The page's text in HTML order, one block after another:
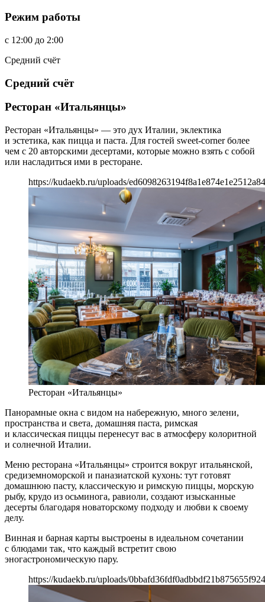
Режим работы
c 12:00 до 2:00
Средний счёт
Средний счёт
Ресторан «Итальянцы»
Ресторан «Итальянцы» — это дух Италии, эклектика
и эстетика, как пицца и паста. Для гостей sweet-corner более
чем с 20 авторскими десертами, которые можно взять с собой
или насладиться ими в ресторане.
https://kudaekb.ru/uploads/
Ресторан «Итальянцы»
Панорамные окна с видом на набережную, много зелени,
пространства и света, домашняя паста, римская
и классическая пиццы перенесут вас в атмосферу колоритной
и солнечной Италии.
Меню ресторана «Итальянцы» строится вокруг итальянской,
средиземноморской и паназиатской кухонь: тут готовят
домашнюю пасту, классическую и римскую пиццы, морскую
рыбу, крудо из осьминога, равиоли, создают изысканные
десерты благодаря новаторскому подходу и любви к своему
делу.
Винная и барная карты выстроены в идеальном сочетании
с блюдами так, что каждый встретит свою
эногастрономическую пару.
https://kudaekb.ru/uploads/